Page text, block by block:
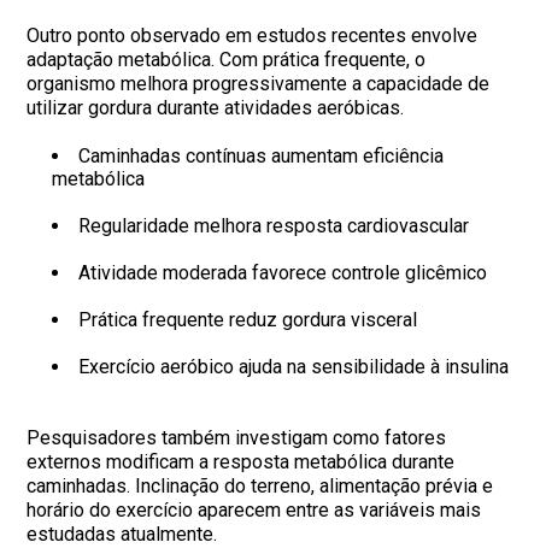
Outro ponto observado em estudos recentes envolve
adaptação metabólica. Com prática frequente, o
organismo melhora progressivamente a capacidade de
utilizar gordura durante atividades aeróbicas.
Caminhadas contínuas aumentam eficiência
metabólica
Regularidade melhora resposta cardiovascular
Atividade moderada favorece controle glicêmico
Prática frequente reduz gordura visceral
Exercício aeróbico ajuda na sensibilidade à insulina
Pesquisadores também investigam como fatores
externos modificam a resposta metabólica durante
caminhadas. Inclinação do terreno, alimentação prévia e
horário do exercício aparecem entre as variáveis mais
estudadas atualmente.